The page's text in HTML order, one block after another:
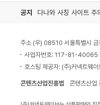
공지 다나와 사칭 사이트 주
주소 (우) 08510 서울특별시
사업자번호: 117-81-40065
호스팅 제공자: (주)커넥트웨이
콘텐츠산업진흥법 콘텐츠산업